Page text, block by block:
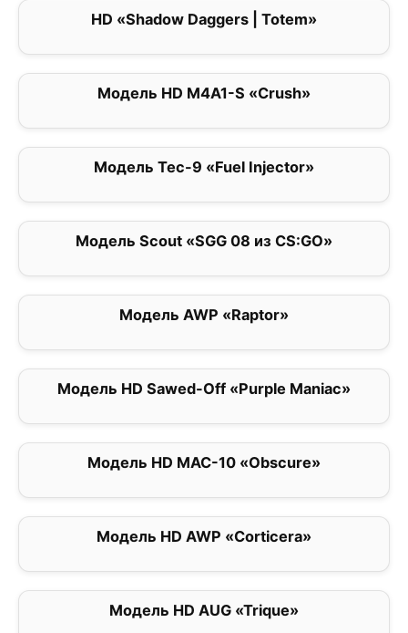
HD «Shadow Daggers | Totem»
Модель HD M4A1-S «Crush»
Модель Tec-9 «Fuel Injector»
Модель Scout «SGG 08 из CS:GO»
Модель AWP «Raptor»
Модель HD Sawed-Off «Purple Maniac»
Модель HD MAC-10 «Obscure»
Модель HD AWP «Corticera»
Модель HD AUG «Trique»